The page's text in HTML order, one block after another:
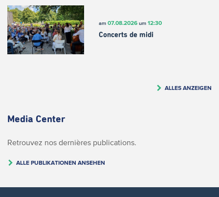
am 07.08.2026um 12:30
Concerts de midi
ALLES ANZEIGEN
Media Center
Retrouvez nos dernières publications.
ALLE PUBLIKATIONEN ANSEHEN